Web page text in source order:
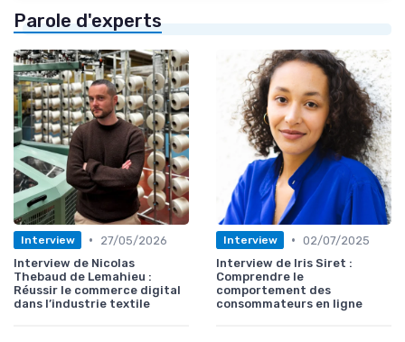
Parole d'experts
Interview •
27/05/2026
Interview de Nicolas
Thebaud de Lemahieu :
Réussir le commerce digital
dans l’industrie textile
Interview • 02/07/2025
Interview de Iris Siret :
Comprendre le
comportement des
consommateurs en ligne